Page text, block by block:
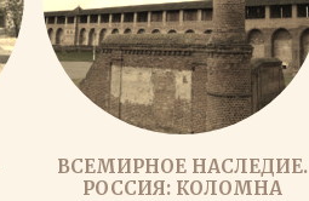
ВСЕМИРНОЕ НАСЛЕДИЕ.
РОССИЯ: КОЛОМНА